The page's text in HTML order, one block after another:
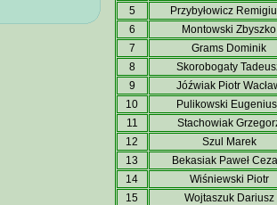
5
Przybyłowicz
6
Montowski Zbyszko
7
Grams Dominik
8
Skorobogaty
9
Jóźwiak Piotr
10
Pulikowski
11
Stachowiak
12
Szul Marek
13
Bekasiak Paweł
14
Wiśniewski Piotr
15
Wojtaszuk Dariusz